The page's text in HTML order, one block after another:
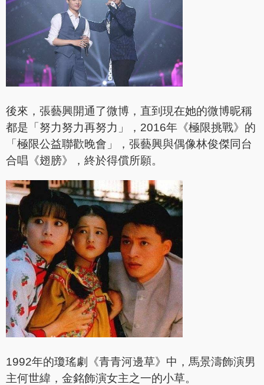
後來，張藝興開通了微博，直到現在她的微博昵稱
都是「努力努力再努力」，2016年《極限挑戰》的
「極限公益聯歡晚會」，張藝興與偶像林俊傑同台
合唱《翅膀》，終於得償所願。
1992年的瓊瑤劇《青青河邊草》中，馬景濤飾演男
主何世緯，金銘飾演女主之一的小草。